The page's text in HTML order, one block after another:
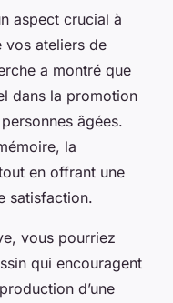
aspect crucial à
vos ateliers de
a montré que
dans la promotion
âgées.
la
en offrant une
satisfaction.
vous pourriez
qui encouragent
d’une